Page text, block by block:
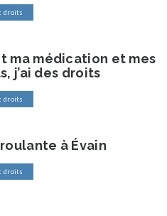
droits
ma médication et mes
j’ai des droits
droits
à Évain
droits